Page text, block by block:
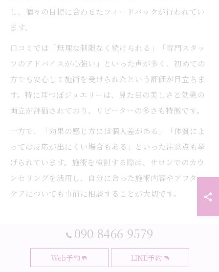
し、個々の目標に合わせたフィードバックが行われてい
ます。
口コミでは「無理な制限なく続けられる」「専門スタッ
フのアドバイスが心強い」といった声が多く、初めての
方でも安心して施術を受けられたという評価が目立ちま
す。特に耳つぼジュエリーは、見た目の美しさと効果の
両立が評価されており、リピーターの多さも特徴です。
一方で、「効果の感じ方には個人差がある」「体質によ
っては反応が出にくい場合もある」といった注意点も挙
げられています。施術を検討する際は、サロンでのカウ
ンセリングを活用し、自分に合った施術内容やアフター
ケアについても事前に相談することが大切です。
泉佐野市で注目される耳つぼ活用術
090-8466-9579
Web予約 LINE予約